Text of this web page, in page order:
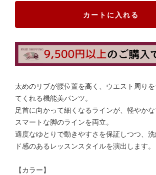
カートに入れる
太めのリブが腰位置を高く、ウエスト周り
てくれる機能美パンツ。
足首に向かって細くなるラインが、軽やか
スマートな脚のラインを両立。
適度なゆとりで動きやすさを保証しつつ、
ド感のあるレッスンスタイルを演出します。
【カラー】